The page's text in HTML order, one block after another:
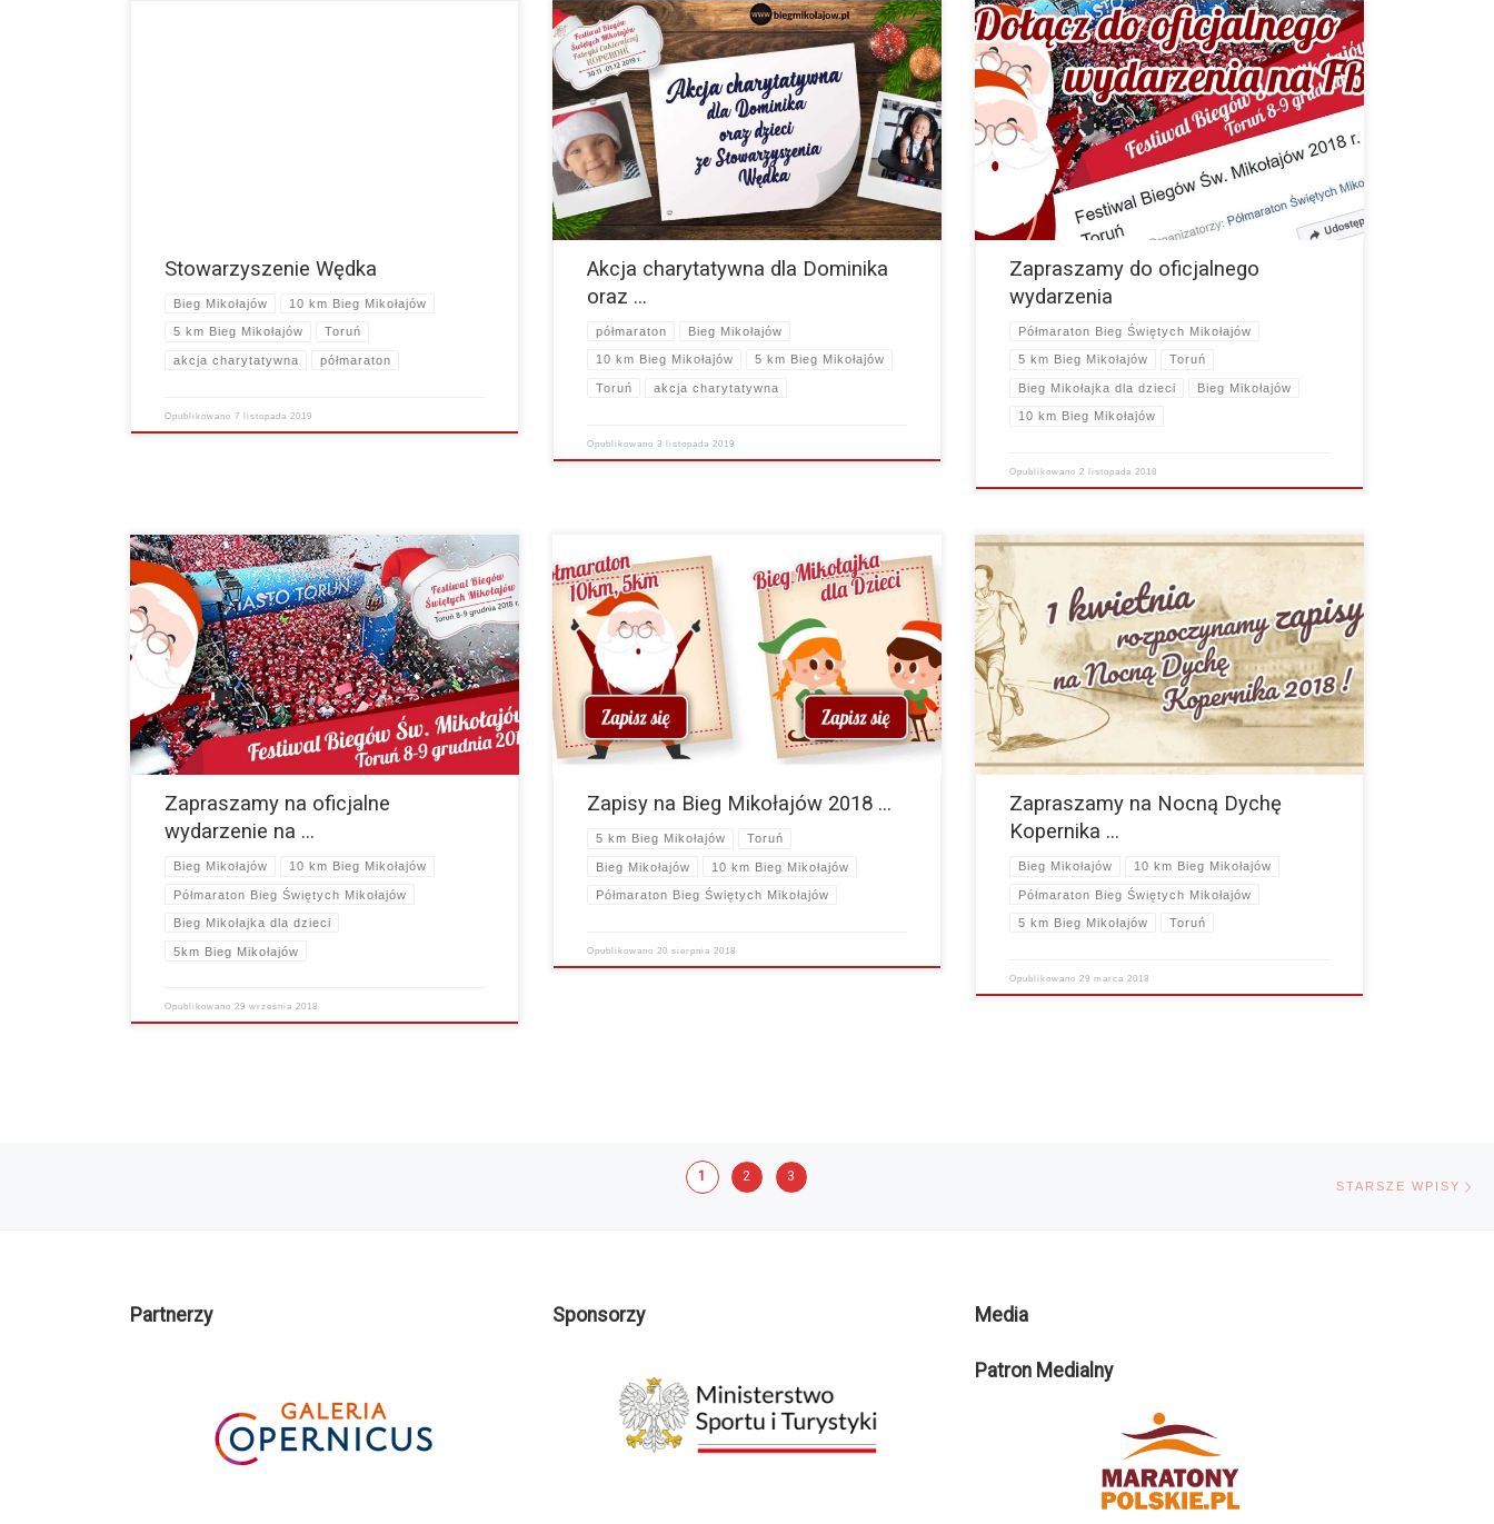
Stowarzyszenie Wędka
Bieg Mikołajów 10 km Bieg Mikołajów
5 km Bieg Mikołajów Toruń
akcja charytatywna półmaraton
Opublikowano 7 listopada 2019
Drodzy Biegacze i Biegaczki ! Pomóżmy malutkiemu
Dominikowi i obdarujmy prezentami dzieciaczki że
Stowarzyszenia Wędka. Tradycyjnie, jak co roku naszemu
Festiwalowi Św. Mikołajów przyświeca…więcej
Akcja charytatywna dla Dominika
oraz …
półmaraton Bieg Mikołajów
10 km Bieg Mikołajów 5 km Bieg Mikołajów
Toruń akcja charytatywna
Opublikowano 3 listopada 2019
Witajcie Zapraszamy Was do dołączenia do oficjalnego
wydarzenia na FB. Pokażmy ilu Mikołajów pobiegnie w tej
niesamowitej imprezie ! Link do wydarzenia
: https://www.facebook.com/events/298463764267647/
…
Zapraszamy do oficjalnego
wydarzenia
Półmaraton Bieg Świętych Mikołajów
5 km Bieg Mikołajów Toruń
Bieg Mikołajka dla dzieci Bieg Mikołajów
10 km Bieg Mikołajów
Opublikowano 2 listopada 2018
Witajcie ! Zapraszamy Wszystkich do dołączenia do
oficjalnego wydarzenia na Facebooku. Pokażmy ilu
Mikołajów będzie w dniach 8-9 grudnia w Toruniu. Link do
wydarzenia -
> https://www.facebook.com/events/298463764267647/…
więcej
Zapraszamy na oficjalne
wydarzenie na …
Bieg Mikołajów 10 km Bieg Mikołajów
Półmaraton Bieg Świętych Mikołajów
Bieg Mikołajka dla dzieci
5km Bieg Mikołajów
Opublikowano 29 września 2018
Serdecznie informujemy, że rozpoczęliśmy zapisy na
tegoroczną edycję Biegu Św. Mikołajów, która odbędzie się
w dniach 8-9 grudnia 2018 r. [siteorigin_widget
class=”WP_Widget_Custom_HTML”][/siteorigin_widget]
[siteorigin_widget class=”WP_Widget_Custom_HTML”]
[/siteorigin_widget]…
więcej
Zapisy na Bieg Mikołajów 2018 …
5 km Bieg Mikołajów Toruń
Bieg Mikołajów 10 km Bieg Mikołajów
Półmaraton Bieg Świętych Mikołajów
Opublikowano 20 sierpnia 2018
Witajcie Drodzy Biegacze! 1 kwietnia 2018 r.
rozpoczynamy zapisy na IV edycję Nocnej Dychy
Kopernika! W tym roku będzie to „Piernikowa Edycja”. Bieg
odbędzie się na…więcej
Zapraszamy na Nocną Dychę
Kopernika …
Bieg Mikołajów 10 km Bieg Mikołajów
Półmaraton Bieg Świętych Mikołajów
5 km Bieg Mikołajów Toruń
Opublikowano 29 marca 2018
1 2 3
STARSZE WPISY
Partnerzy Sponsorzy Media
Patron Medialny